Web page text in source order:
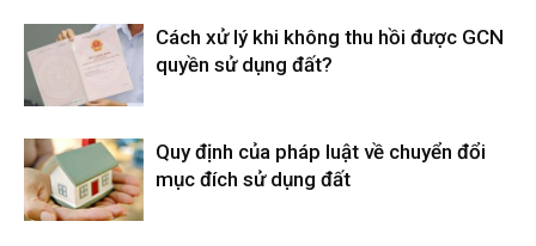
Cách xử lý khi không thu hồi được GCN
quyền sử dụng đất?
Quy định của pháp luật về chuyển đổi
mục đích sử dụng đất